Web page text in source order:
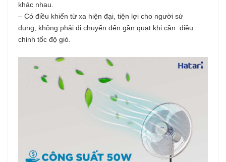
khác nhau.
– Có điều khiển từ xa hiện đại, tiện lợi cho người sử
dụng, không phải di chuyển đến gần quạt khi cần điều
chỉnh tốc độ gió.